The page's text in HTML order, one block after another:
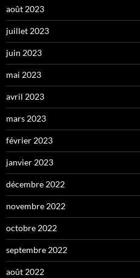
août 2023
juillet 2023
juin 2023
mai 2023
avril 2023
mars 2023
février 2023
janvier 2023
décembre 2022
novembre 2022
octobre 2022
septembre 2022
août 2022